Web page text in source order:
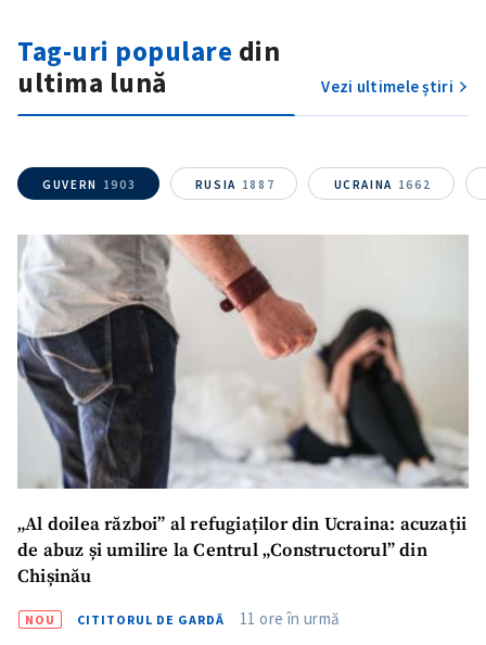
Tag-uri populare din
ultima lună
Vezi ultimele știri
GUVERN 1903 RUSIA 1887 UCRAINA 1662
„Al doilea război” al refugiaților din Ucraina: acuzații
de abuz și umilire la Centrul „Constructorul” din
Chișinău
NOU CITITORUL DE GARDĂ 11 ore în urmă
ȘTIREA MEA
Titlu știre+ Adaugă titlu
Fotografie
+ Încarcă imagine
Link media+ Link media
Mesajul știrei
+ Mesajul știrei